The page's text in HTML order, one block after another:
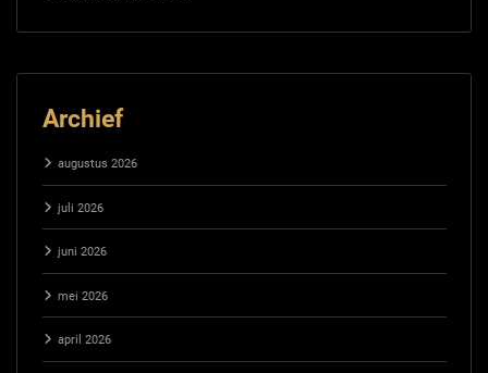
Archief
augustus 2026
juli 2026
juni 2026
mei 2026
april 2026